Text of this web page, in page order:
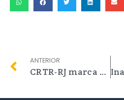
ANTERIOR
CRTR-RJ marca presença no I Congresso Nacional de Radiologia (CNR), organizado pela Associação Brasileira de Tecnólogos em Radiologia (ABTER)